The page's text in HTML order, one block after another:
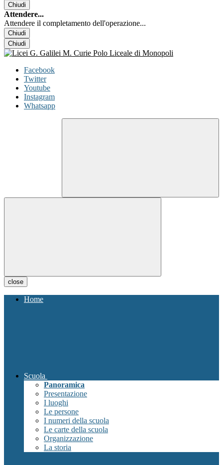
Chiudi
Attendere...
Attendere il completamento dell'operazione...
Chiudi
Chiudi
Facebook
Twitter
Youtube
Instagram
Whatsapp
close
Home
Scuola
Panoramica
Presentazione
I luoghi
Le persone
I numeri della scuola
Le carte della scuola
Organizzazione
La storia